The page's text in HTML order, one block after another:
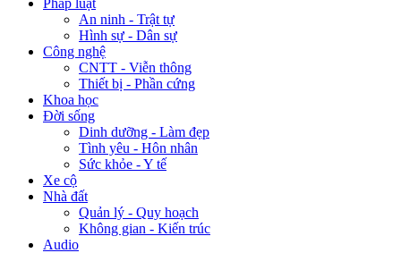
Pháp luật
An ninh - Trật tự
Hình sự - Dân sự
Công nghệ
CNTT - Viễn thông
Thiết bị - Phần cứng
Khoa học
Đời sống
Dinh dưỡng - Làm đẹp
Tình yêu - Hôn nhân
Sức khỏe - Y tế
Xe cộ
Nhà đất
Quản lý - Quy hoạch
Không gian - Kiến trúc
Audio